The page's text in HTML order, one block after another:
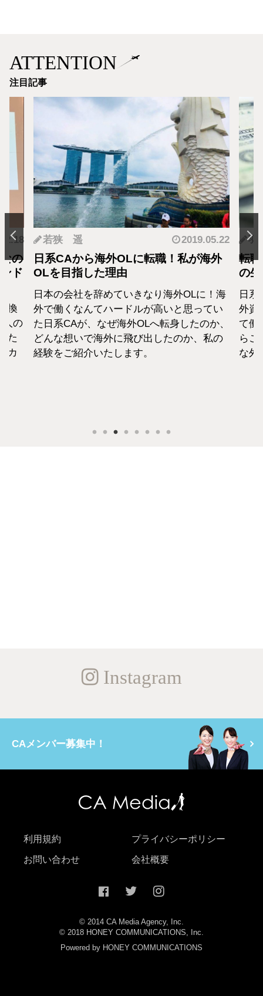
ATTENTION
注目記事
外
い
か、
の
羽蘭 2018.01.04
転職・社会人経験ありの外資系CA！そ
の生活設計はどうなってる？
日系エアラインと違い新卒での募集がない
外資系のエアラインは、すでに社会人とし
て働いた経験をもつCAがほぼすべて。だか
らこそ、それぞれの考えも違います。そん
な外資系CAのお金事情をお話します。
神
転
者
終
から
紹介
Instagram
CAメンバー募集中！
利用規約 プライバシーポリシー
お問い合わせ 会社概要
© 2014 CA Media Agency, Inc.
© 2018 HONEY COMMUNICATIONS, Inc.
Powered by HONEY COMMUNICATIONS